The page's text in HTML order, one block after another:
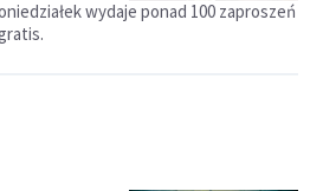
wydaje ponad 100 zaproszeń